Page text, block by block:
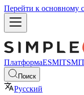
Перейти к основному
ПлатформаESMITSM
Поиск
Русский